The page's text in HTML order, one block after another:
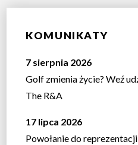
KOMUNIKATY
7 sierpnia 2026
Golf zmienia życie? Weź
The R&A
17 lipca 2026
Powołanie do